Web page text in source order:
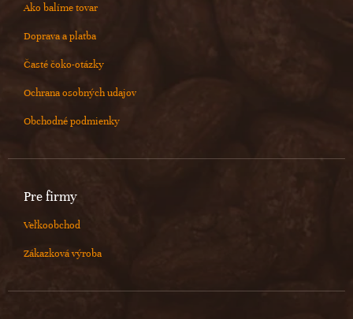
Ako balíme tovar
Doprava a platba
Časté čoko-otázky
Ochrana osobných udajov
Obchodné podmienky
Pre firmy
Veľkoobchod
Zákazková výroba